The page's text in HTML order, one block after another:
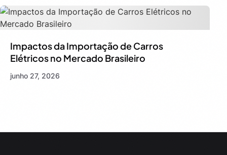
Impactos da Importação de Carros
Elétricos no Mercado Brasileiro
junho 27, 2026